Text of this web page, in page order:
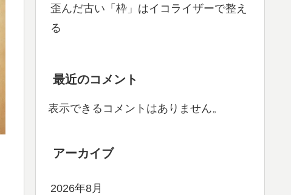
歪んだ古い「枠」はイコライザーで整え
る
最近のコメント
表示できるコメントはありません。
アーカイブ
2026年8月